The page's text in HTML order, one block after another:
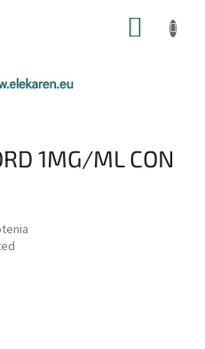
1MG/ML CON